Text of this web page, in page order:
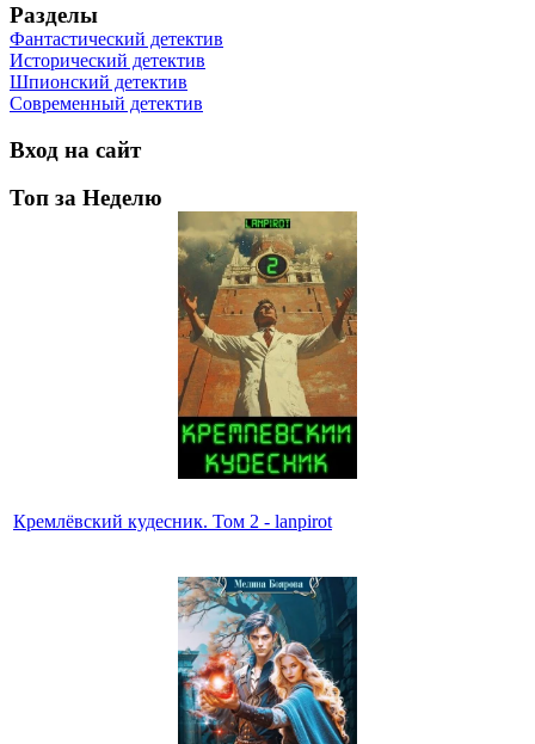
Разделы
Фантастический детектив
Исторический детектив
Шпионский детектив
Современный детектив
Вход на сайт
Топ за Неделю
Кремлёвский кудесник. Том 2 - lanpirot